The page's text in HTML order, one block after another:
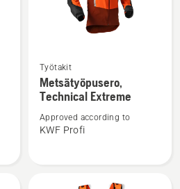
Katso
lisätietoja
tuotteesta
Metsätyöpusero,
Technical
Työtakit
Metsätyöpusero,
Technical Extreme
Approved according to
KWF Profi